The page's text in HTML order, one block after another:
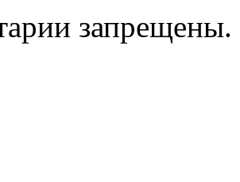
запрещены.